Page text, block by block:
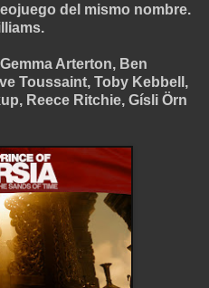
del mismo nombre.
Arterton, Ben
Toussaint, Toby Kebbell,
Reece Ritchie, Gísli Örn